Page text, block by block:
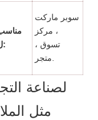
ل:
سوبر ماركت
، مركز
تسوق ،
لصناعة
مثل